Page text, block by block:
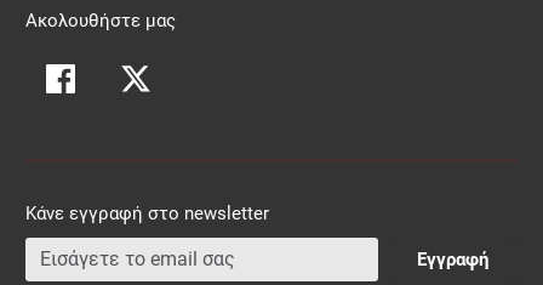
Ακολουθήστε μας
Κάνε εγγραφή στο newsletter
Εγγραφή